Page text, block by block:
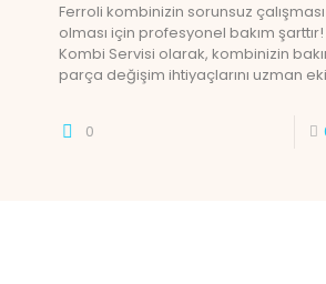
Ferroli kombinizin sorunsuz
olması için profesyonel bakım
Kombi Servisi olarak, kombinizin
parça değişim ihtiyaçlarını uzman
0